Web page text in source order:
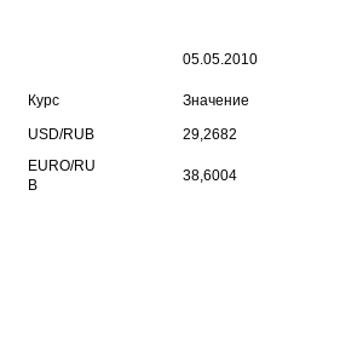
05.05.2010
Курс
Значение
USD/RUB 29,2682
EURO/RU
B
38,6004